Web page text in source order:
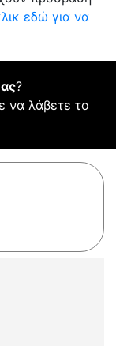
εδώ για να
?
να λάβετε το